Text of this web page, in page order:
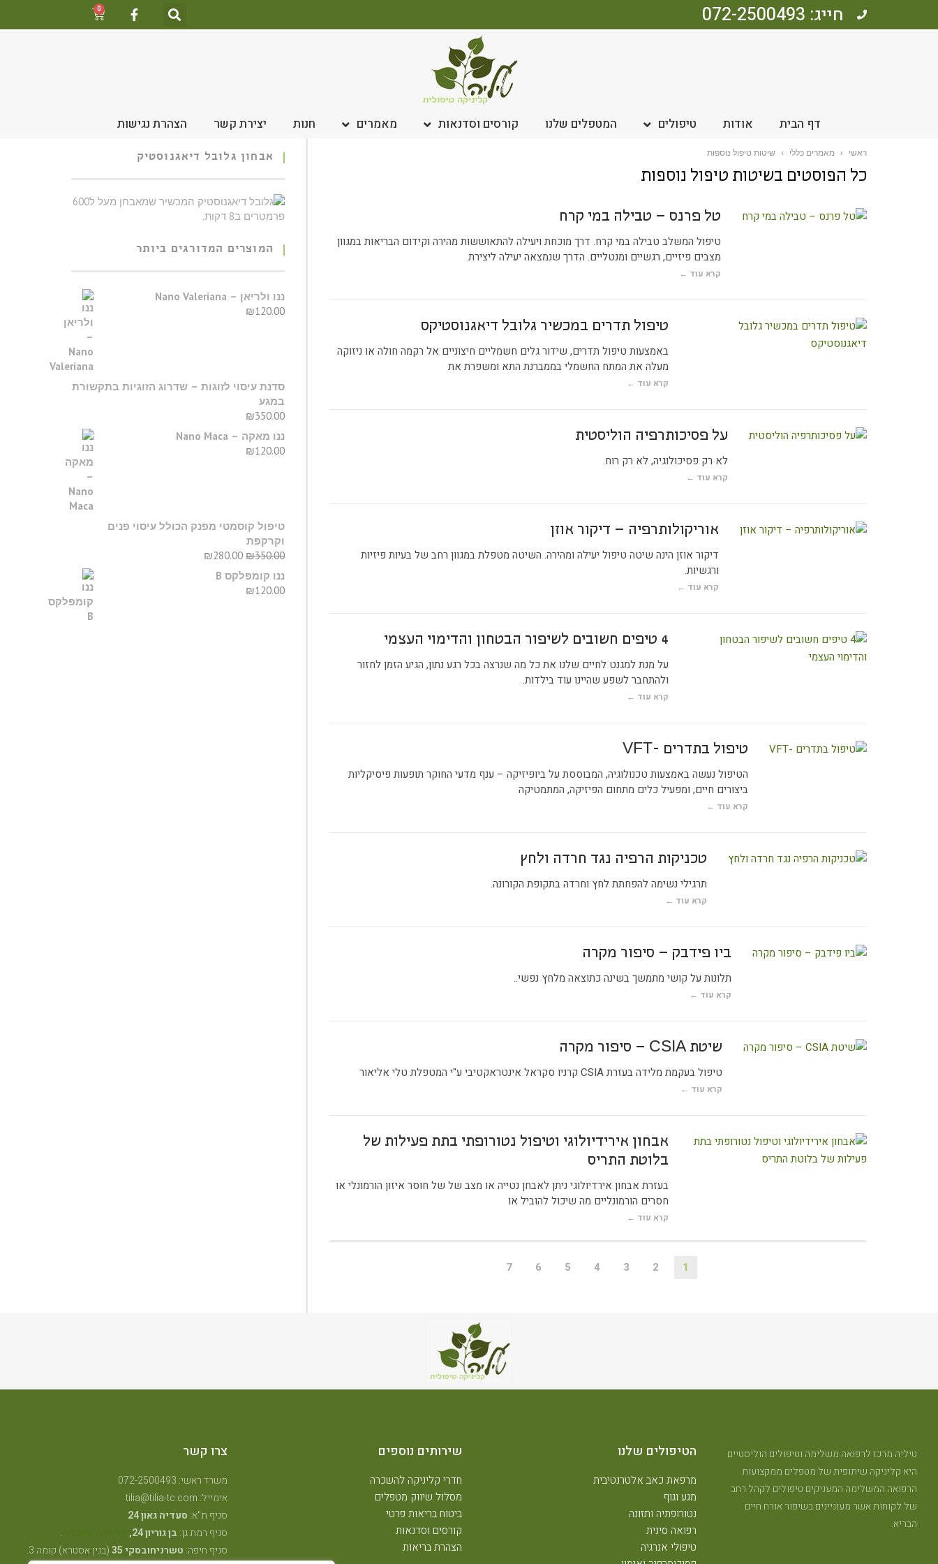
חייג: 072-2500493 0
דף הבית אודות טיפולים המטפלים שלנו קורסים וסדנאות מאמרים חנות יצירת קשר הצהרת נגישות
ראשי › מאמרים כללי › שיטות טיפול נוספות
כל הפוסטים בשיטות טיפול נוספות
טל פרנס – טבילה במי קרח
טיפול המשלב טבילה במי קרח. דרך מוכחת ויעילה להתאוששות מהירה וקידום הבריאות במגוון
מצבים פיזיים, רגשיים ומנטליים. הדרך שנמצאה יעילה ליצירת
קרא עוד ←
טיפול תדרים במכשיר גלובל דיאגנוסטיקס
באמצעות טיפול תדרים, שידור גלים חשמליים חיצוניים אל רקמה חולה או ניזוקה
מעלה את המתח החשמלי בממברנת התא ומשפרת את
קרא עוד ←
על פסיכותרפיה הוליסטית
לא רק פסיכולוגיה, לא רק רוח.
קרא עוד ←
אוריקולותרפיה – דיקור אוזן
דיקור אוזן הינה שיטה טיפול יעילה ומהירה. השיטה מטפלת במגוון רחב של בעיות פיזיות
ורגשיות.
קרא עוד ←
4 טיפים חשובים לשיפור הבטחון והדימוי העצמי
על מנת למגנט לחיים שלנו את כל מה שנרצה בכל רגע נתון, הגיע הזמן לחזור
ולהתחבר לשפע שהיינו עוד בילדות.
קרא עוד ←
טיפול בתדרים -VFT
הטיפול נעשה באמצעות טכנולוגיה, המבוססת על ביופיזיקה – ענף מדעי החוקר תופעות פיסיקליות
ביצורים חיים, ומפעיל כלים מתחום הפיזיקה, המתמטיקה
קרא עוד ←
טכניקות הרפיה נגד חרדה ולחץ
תרגילי נשימה להפחתת לחץ וחרדה בתקופת הקורונה.
קרא עוד ←
ביו פידבק – סיפור מקרה
תלונות על קושי מתמשך בשינה כתוצאה מלחץ נפשי..
קרא עוד ←
שיטת CSIA – סיפור מקרה
טיפול בעקמת מלידה בעזרת CSIA קרניו סקראל אינטראקטיבי ע"י המטפלת טלי אליאור
קרא עוד ←
אבחון אירידיולוגי וטיפול נטורופתי בתת פעילות של
בלוטת התריס
בעזרת אבחון אירדיולוגי ניתן לאבחן נטייה או מצב של של חוסר איזון הורמונלי או
חסרים הורמונליים מה שיכול להוביל או
קרא עוד ←
1
2
3
4
5
6
7
אבחון גלובל דיאגנוסטיק
המוצרים המדורגים ביותר
ננו ולריאן – Nano Valeriana
₪120.00
סדנת עיסוי לזוגות – שדרוג הזוגיות בתקשורת
במגע
₪350.00
ננו מאקה – Nano Maca
₪120.00
טיפול קוסמטי מפנק הכולל עיסוי פנים
וקרקפת
₪350.00
₪280.00
ננו קומפלקס B
₪120.00
טיליה מרכז לרפואה משלימה וטיפולים הוליסטיים
היא קליניקה שיתופית של מטפלים ממקצועות
הרפואה המשלימה המעניקים טיפולים לקהל רחב
של לקוחות אשר מעוניינים בשיפור אורח חיים
הבריא.
הטיפולים שלנו
מרפאת כאב אלטרנטיבית
מגע וגוף
נטורופתיה ותזונה
רפואה סינית
טיפולי אנרגיה
שירותים נוספים
חדרי קליניקה להשכרה
מסלול שיווק מטפלים
ביטוח בריאות פרטי
קורסים וסדנאות
הצהרת בריאות
צרו קשר
משרד ראשי: 072-2500493
אימייל: tilia@tilia-tc.com
סניף ת"א: סעדיה גאון 24
סניף רמת גן: בן גוריון 24,
.
סניף חיפה: טשרניחובסקי 35
(בנין אסטרא) קומה 3.